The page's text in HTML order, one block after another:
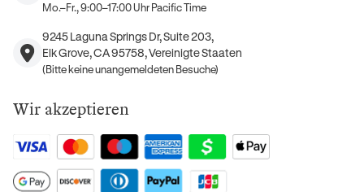
Mo.–Fr., 9:00–17:00 Uhr Pacific Time
9245 Laguna Springs Dr, Suite 203,
Elk Grove, CA 95758, Vereinigte Staaten
(Bitte keine unangemeldeten Besuche)
Wir akzeptieren